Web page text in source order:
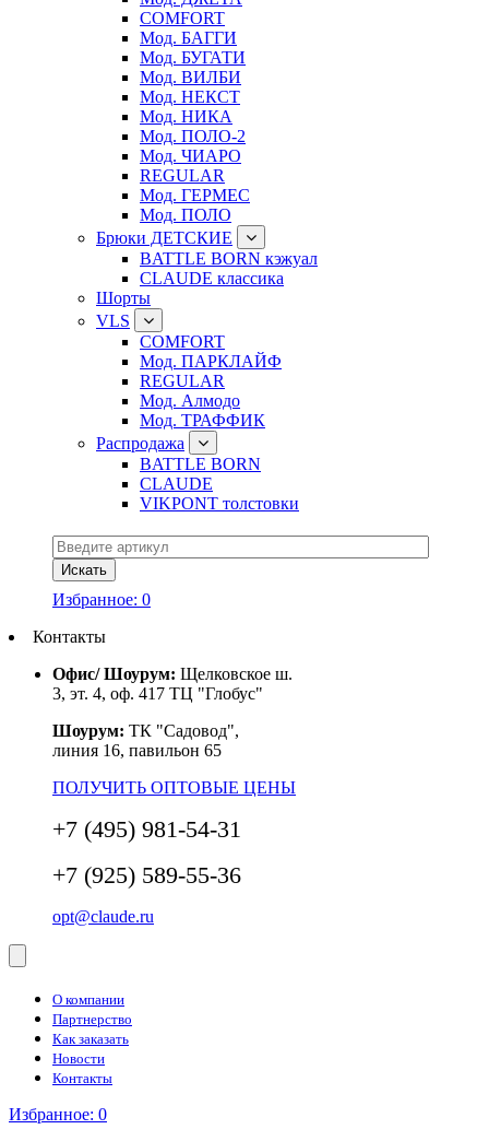
COMFORT
Мод. БАГГИ
Мод. БУГАТИ
Мод. ВИЛБИ
Мод. НЕКСТ
Мод. НИКА
Мод. ПОЛО-2
Мод. ЧИАРО
REGULAR
Мод. ГЕРМЕС
Мод. ПОЛО
Брюки ДЕТСКИЕ
BATTLE BORN кэжуал
CLAUDE классика
Шорты
VLS
COMFORT
Мод. ПАРКЛАЙФ
REGULAR
Мод. Алмодо
Мод. ТРАФФИК
Распродажа
BATTLE BORN
CLAUDE
VIKPONT толстовки
Избранное: 0
Контакты
Офис/ Шоурум: Щелковское ш.
3, эт. 4, оф. 417 ТЦ "Глобус"
Шоурум: ТК "Садовод",
линия 16, павильон 65
ПОЛУЧИТЬ ОПТОВЫЕ ЦЕНЫ
+7 (495) 981-54-31
+7 (925) 589-55-36
opt@claude.ru
О компании
Партнерство
Как заказать
Новости
Контакты
Избранное: 0